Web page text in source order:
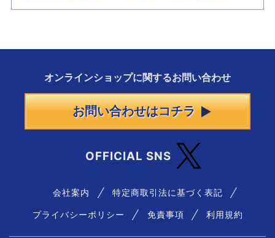
オンラインショップに関するお問い合わせ
お問い合わせはコチラ
OFFICIAL SNS
会社案内 特定商取引法に基づく表記
プライバシーポリシー 免責事項 利用規約